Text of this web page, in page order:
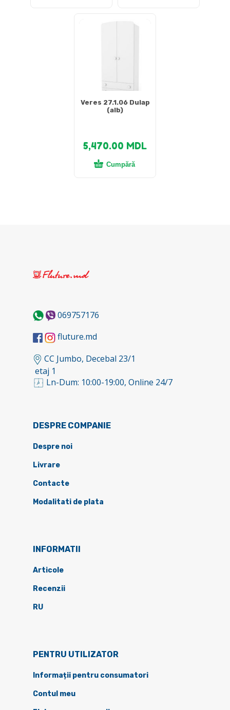
Veres 27.1.06 Dulap
(alb)
5,470.00 MDL
Cumpără
069757176
fluture.md
CC Jumbo, Decebal 23/1
etaj 1
Ln-Dum: 10:00-19:00, Online 24/7
DESPRE COMPANIE
Despre noi
Livrare
Contacte
Modalitati de plata
INFORMATII
Articole
Recenzii
RU
PENTRU UTILIZATOR
Informații pentru consumatori
Contul meu